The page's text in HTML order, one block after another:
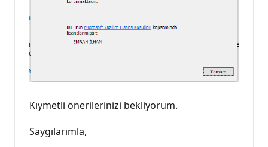
Kıymetli önerilerinizi bekliyorum.
Saygılarımla,